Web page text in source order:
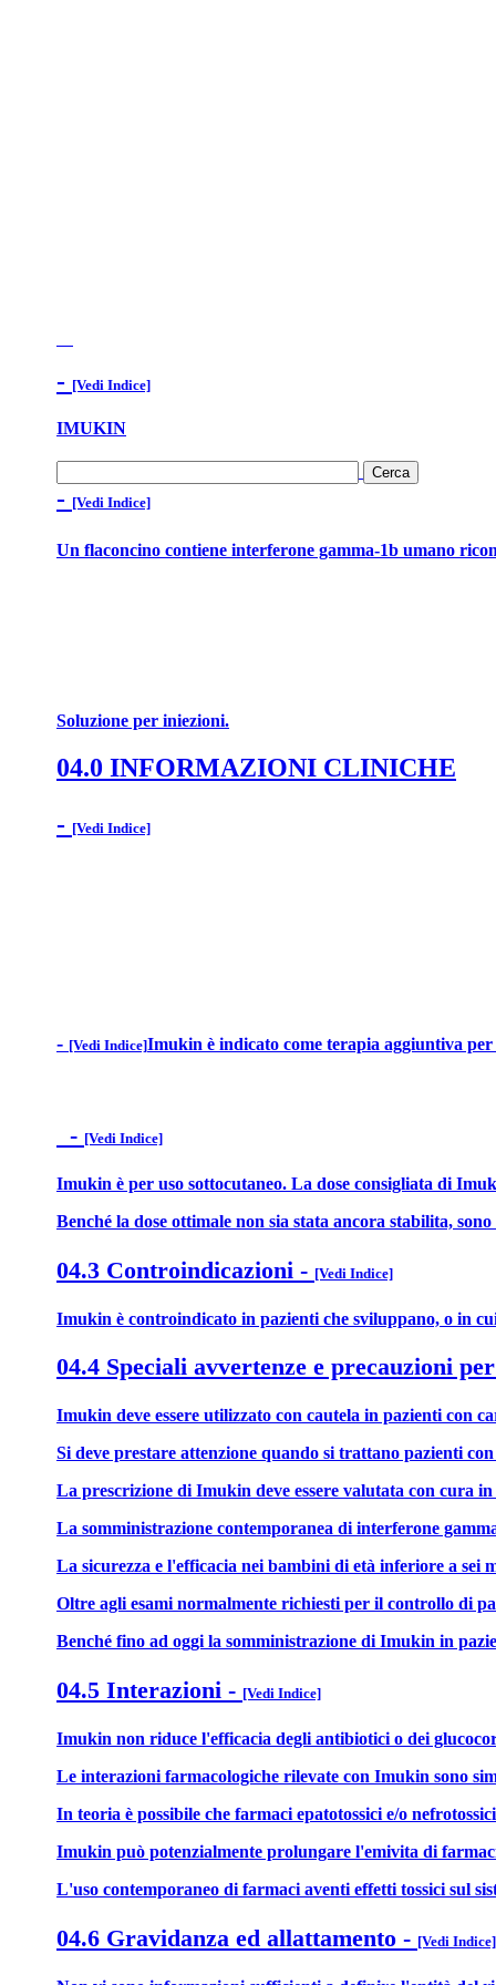
- [Vedi Indice]
IMUKIN
- [Vedi Indice]
Un flaconcino contiene interferone gamma-1b umano
Soluzione per iniezioni.
04.0 INFORMAZIONI CLINICHE
- [Vedi Indice]
- [Vedi Indice]Imukin è indicato come terapia aggiuntiva
- [Vedi Indice]
Imukin è per uso sottocutaneo. La dose consigliata di
Benché la dose ottimale non sia stata ancora stabilita,
04.3 Controindicazioni - [Vedi Indice]
Imukin è controindicato in pazienti che sviluppano, o in
04.4 Speciali avvertenze e precauzioni
Imukin deve essere utilizzato con cautela in pazienti con
Si deve prestare attenzione quando si trattano pazienti
La prescrizione di Imukin deve essere valutata con cura
La somministrazione contemporanea di interferone
La sicurezza e l'efficacia nei bambini di età inferiore a sei
Oltre agli esami normalmente richiesti per il controllo di
Benché fino ad oggi la somministrazione di Imukin in
04.5 Interazioni - [Vedi Indice]
Imukin non riduce l'efficacia degli antibiotici o dei
Le interazioni farmacologiche rilevate con Imukin sono
In teoria è possibile che farmaci epatotossici e/o
Imukin può potenzialmente prolungare l'emivita di
L'uso contemporaneo di farmaci aventi effetti tossici sul
04.6 Gravidanza ed allattamento - [Vedi Indice]